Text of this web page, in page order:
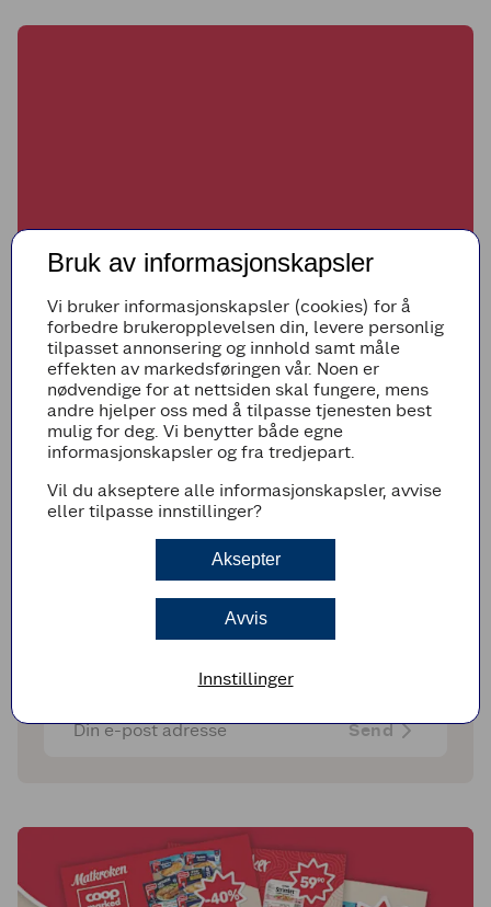
Få ukens beste tilbud til din e-post!
Få relevante tilbud fra kundeavisen til din e-post
Send
Bruk av informasjonskapsler
Vi bruker informasjonskapsler (cookies) for å
forbedre brukeropplevelsen din, levere personlig
tilpasset annonsering og innhold samt måle
effekten av markedsføringen vår. Noen er
nødvendige for at nettsiden skal fungere, mens
andre hjelper oss med å tilpasse tjenesten best
mulig for deg. Vi benytter både egne
informasjonskapsler og fra tredjepart.
Vil du akseptere alle informasjonskapsler, avvise
eller tilpasse innstillinger?
Aksepter
Avvis
Innstillinger